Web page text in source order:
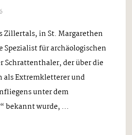
Zillertals, in St. Margarethen
Spezialist für archäologischen
Schrattenthaler, der über die
als Extremkletterer und
unter dem
bekannt wurde, ...